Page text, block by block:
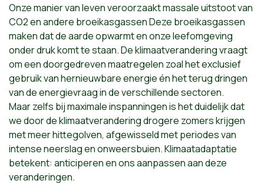
Onze manier van leven veroorzaakt massale uitstoot van
CO2 en andere broeikasgassen Deze broeikasgassen
maken dat de aarde opwarmt en onze leefomgeving
onder druk komt te staan. De klimaatverandering vraagt
om een doorgedreven maatregelen zoal het exclusief
gebruik van hernieuwbare energie én het terug dringen
van de energievraag in de verschillende sectoren.
Maar zelfs bij maximale inspanningen is het duidelijk dat
we door de klimaatverandering drogere zomers krijgen
met meer hittegolven, afgewisseld met periodes van
intense neerslag en onweersbuien. Klimaatadaptatie
betekent: anticiperen en ons aanpassen aan deze
veranderingen.